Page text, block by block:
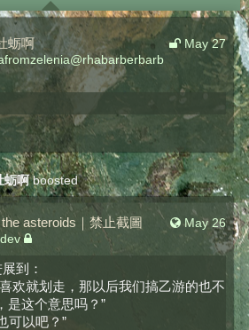
May 27
蛎啊
蛎啊 boosted
May 26
asteroids｜禁止截圖
到：
欢就划走，那以后我们搞乙游的也不
是这个意思吗？”
可以吧？”